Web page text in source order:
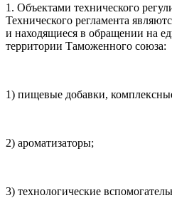
1. Объектами технического
Технического регламента
и находящиеся в обращении на
территории Таможенного союза:
1) пищевые добавки,
2) ароматизаторы;
3) технологические